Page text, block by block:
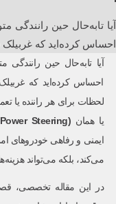
احساس کرده‌اید که
آیا تا‌به‌حال حین
احساس کرده‌اید که
لحظات برای هر راننده یا
یا همان Steering)
ایمنی و رفاهی خودروهای
می‌کند، بلکه می‌تواند
در این مقاله تخصصی،